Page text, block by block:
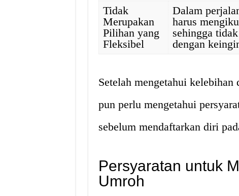
Tidak
Merupakan
Pilihan yang
Fleksibel
Dalam
harus
sehingga
dengan
Setelah mengetahui
pun perlu mengetahui
sebelum mendaftarkan diri
Persyaratan untuk
Umroh